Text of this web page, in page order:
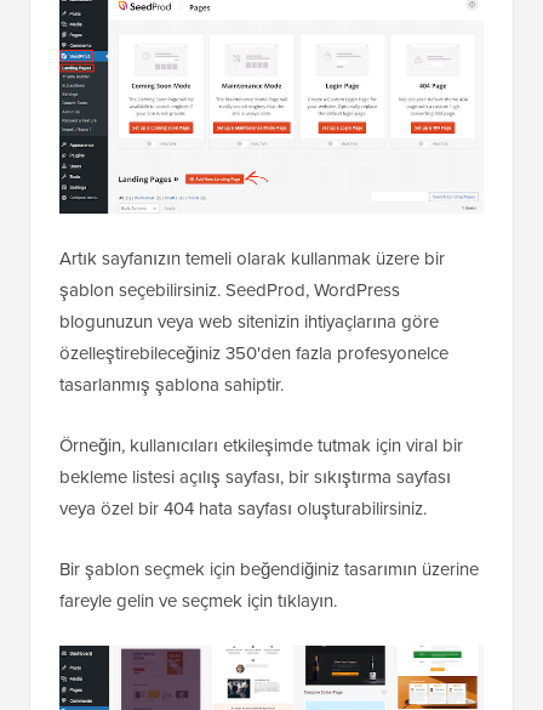
Artık sayfanızın temeli olarak kullanmak üzere bir
şablon seçebilirsiniz. SeedProd, WordPress
blogunuzun veya web sitenizin ihtiyaçlarına göre
özelleştirebileceğiniz 350'den fazla profesyonelce
tasarlanmış şablona sahiptir.
Örneğin, kullanıcıları etkileşimde tutmak için viral bir
bekleme listesi açılış sayfası, bir sıkıştırma sayfası
veya özel bir 404 hata sayfası oluşturabilirsiniz.
Bir şablon seçmek için beğendiğiniz tasarımın üzerine
fareyle gelin ve seçmek için tıklayın.